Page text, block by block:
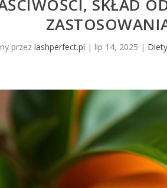
SKŁAD
przezlashperfect.pl | lip 14, 2025 | Diety